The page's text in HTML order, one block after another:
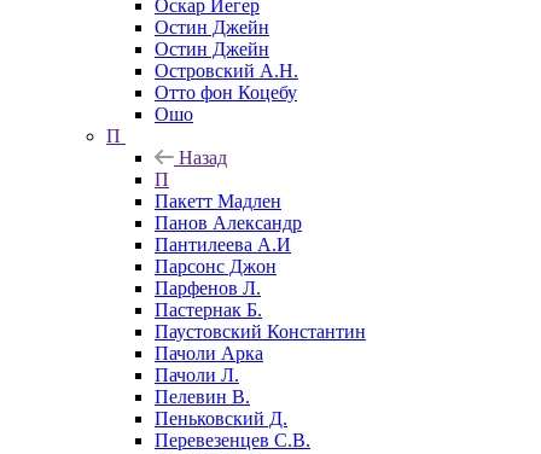
Оскар Иегер
Остин Джейн
Остин Джейн
Островский А.Н.
Отто фон Коцебу
Ошо
П
Назад
П
Пакетт Мадлен
Панов Александр
Пантилеева А.И
Парсонс Джон
Парфенов Л.
Пастернак Б.
Паустовский Константин
Пачоли Арка
Пачоли Л.
Пелевин В.
Пеньковский Д.
Перевезенцев С.В.